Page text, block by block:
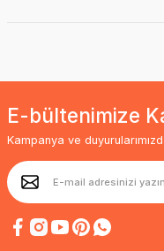
E-bültenimize
Kampanya ve